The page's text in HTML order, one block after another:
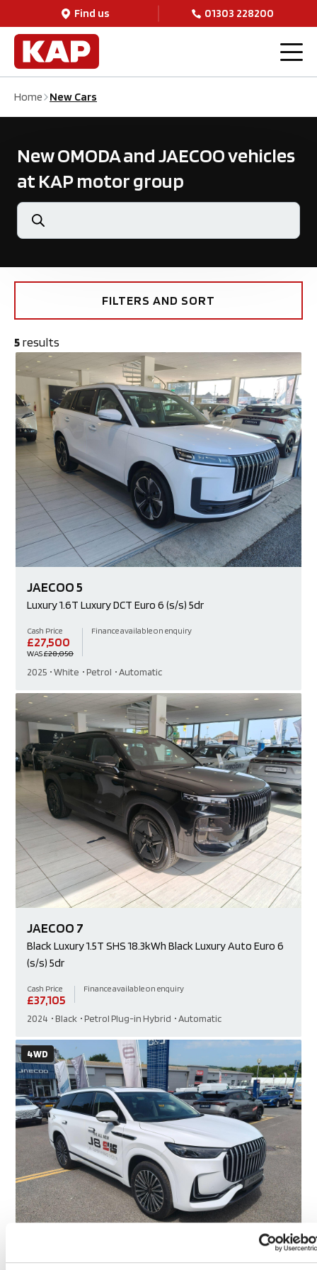
01303 228200
Find us
Home New Cars
New OMODA and JAECOO vehicles
at KAP motor group
FILTERS AND SORT
5results
JAECOO5
Luxury1.6T Luxury DCT Euro 6 (s/s) 5dr
Cash Price
£27,500
WAS£28,050
Finance available on enquiry
2025 White Petrol Automatic
JAECOO 7
Black Luxury1.5T SHS 18.3kWh Black Luxury Auto Euro 6
(s/s) 5dr
Cash Price
£37,105
Finance available on enquiry
2024 Black Petrol Plug-in Hybrid Automatic
4WD